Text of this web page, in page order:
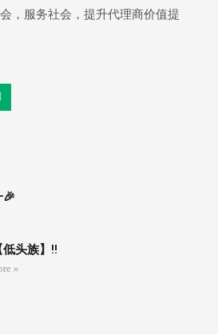
，服务社会，提升代理商价值提
🎉
头族】‼
»